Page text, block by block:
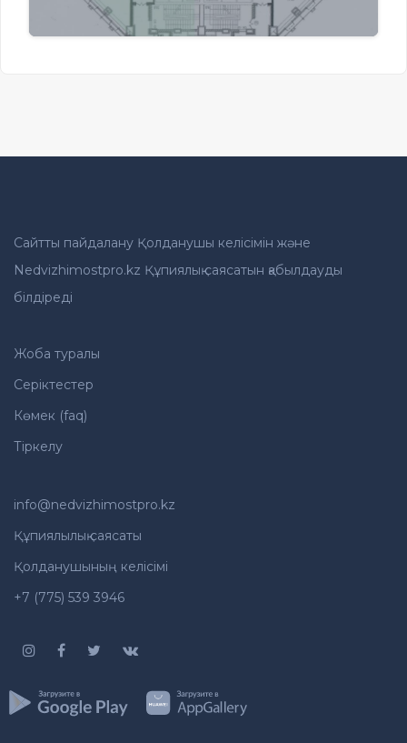
Сайтты пайдалану Қолданушы келісімін және
Nedvizhimostpro.kz Құпиялық саясатын қабылдауды
білдіреді
Жоба туралы
Серіктестер
Көмек (faq)
Тіркелу
info@nedvizhimostpro.kz
Құпиялылық саясаты
Қолданушының келісімі
+7 (775) 539 3946